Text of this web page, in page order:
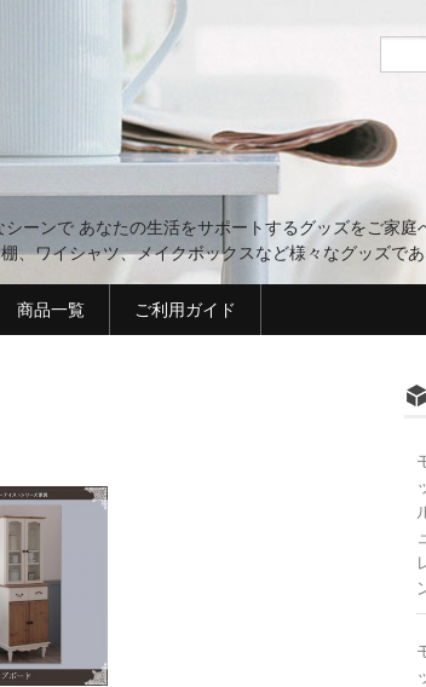
ーンで あなたの生活をサポートするグッズをご家庭
ワイシャツ、メイクボックスなど様々なグッズであ
商品一覧 ご利用ガイド